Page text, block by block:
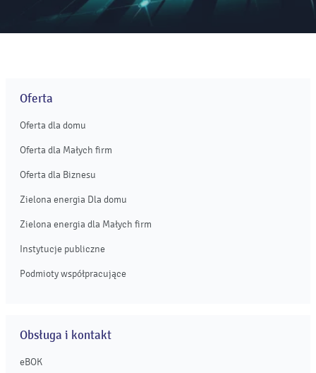
Oferta
Oferta dla domu
Oferta dla Małych firm
Oferta dla Biznesu
Zielona energia Dla domu
Zielona energia dla Małych firm
Instytucje publiczne
Podmioty współpracujące
Obsługa i kontakt
eBOK